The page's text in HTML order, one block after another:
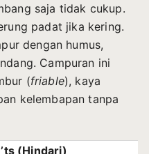
saja tidak cukup.
padat jika kering.
dengan humus,
Campuran ini
(friable), kaya
kelembapan tanpa
(Hindari)